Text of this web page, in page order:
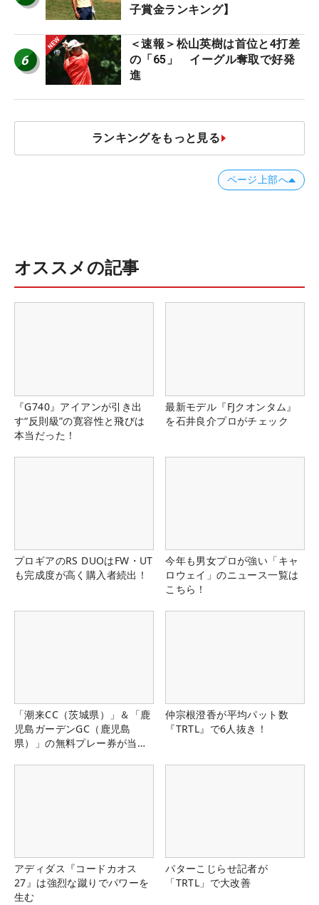
子賞金ランキング】
6
＜速報＞松山英樹は首位と4打差
の「65」 イーグル奪取で好発
進
ランキングをもっと見る
ページ上部へ
オススメの記事
『G740』アイアンが引き出
す“反則級”の寛容性と飛びは
本当だった！
最新モデル『FJクオンタム』
を石井良介プロがチェック
プロギアのRS DUOはFW・UT
も完成度が高く購入者続出！
今年も男女プロが強い「キャ
ロウェイ」のニュース一覧は
こちら！
「潮来CC（茨城県）」＆「鹿
児島ガーデンGC（鹿児島
県）」の無料プレー券が当た
仲宗根澄香が平均パット数
『TRTL』で6人抜き！
アディダス『コードカオス
27』は強烈な蹴りでパワーを
生む
パターこじらせ記者が
「TRTL」で大改善